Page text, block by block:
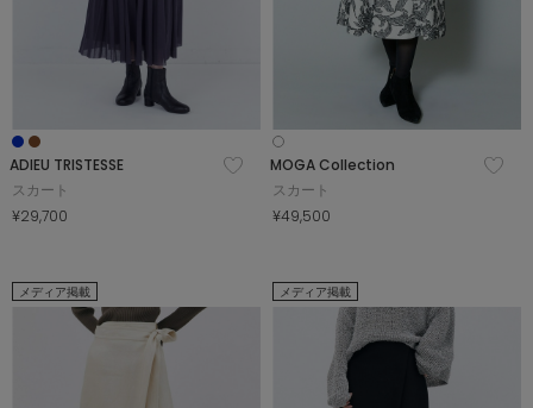
ADIEU TRISTESSE
スカート
¥29,700
MOGA Collection
スカート
¥49,500
メディア掲載 メディア掲載